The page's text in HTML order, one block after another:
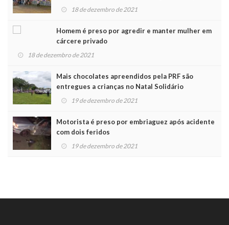
Noel
18 de dezembro de 2021
Homem é preso por agredir e manter mulher em
cárcere privado
18 de dezembro de 2021
Mais chocolates apreendidos pela PRF são
entregues a crianças no Natal Solidário
19 de dezembro de 2021
Motorista é preso por embriaguez após acidente
com dois feridos
19 de dezembro de 2021